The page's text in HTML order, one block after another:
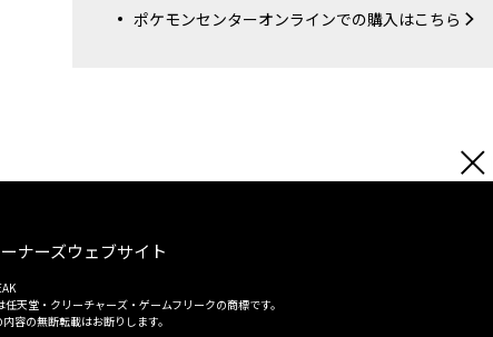
ポケモンセンターオンラインでの購入はこちら
ナーズウェブサイト
天堂・クリーチャーズ・ゲームフリークの商標です。
容の無断転載はお断りします。